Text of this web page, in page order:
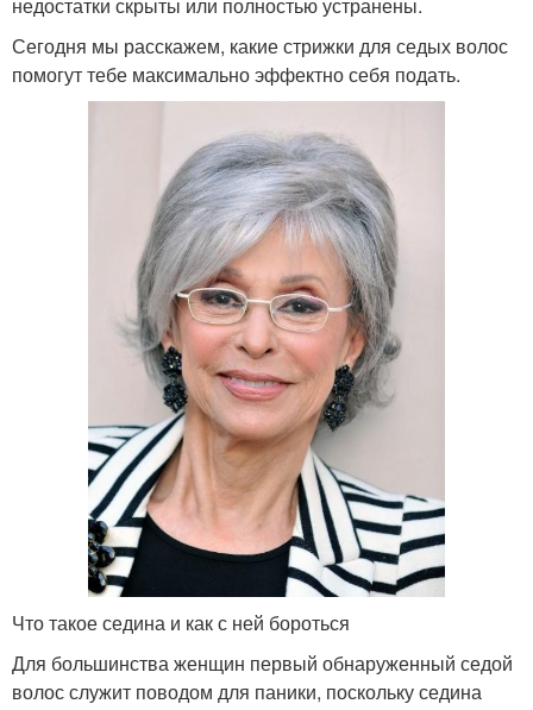
недостатки скрыты или полностью устранены.
Сегодня мы расскажем, какие стрижки для седых волос
помогут тебе максимально эффектно себя подать.
Что такое седина и как с ней бороться
Для большинства женщин первый обнаруженный седой
волос служит поводом для паники, поскольку седина